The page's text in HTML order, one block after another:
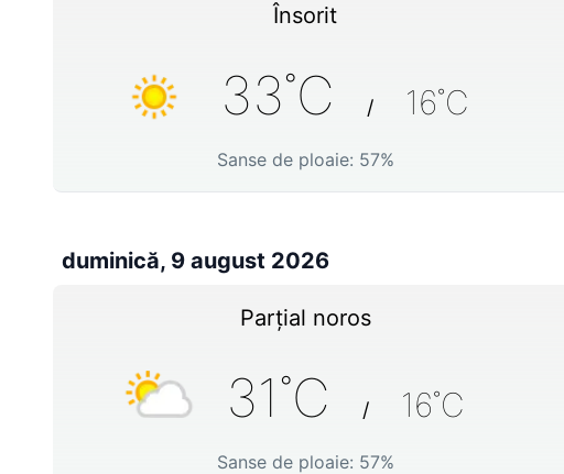
Însorit
33˚C / 16˚C
Sanse de ploaie: 57%
duminică, 9 august 2026
Parțial noros
31˚C / 16˚C
Sanse de ploaie: 57%